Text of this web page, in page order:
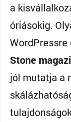
a
óriásokig.
Stone
jól mutatja a